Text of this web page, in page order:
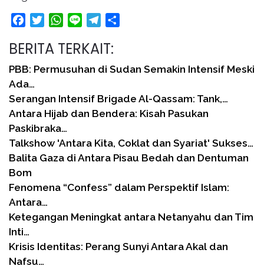
FacebookTwitterWhatsApp
Line Telegram
BERITA TERKAIT:
PBB: Permusuhan di Sudan Semakin Intensif Meski
Ada…
Serangan Intensif Brigade Al-Qassam: Tank,…
Antara Hijab dan Bendera: Kisah Pasukan
Paskibraka…
Talkshow 'Antara Kita, Coklat dan Syariat' Sukses…
Balita Gaza di Antara Pisau Bedah dan Dentuman
Bom
Fenomena “Confess” dalam Perspektif Islam:
Antara…
Ketegangan Meningkat antara Netanyahu dan Tim
Inti…
Krisis Identitas: Perang Sunyi Antara Akal dan
Nafsu…